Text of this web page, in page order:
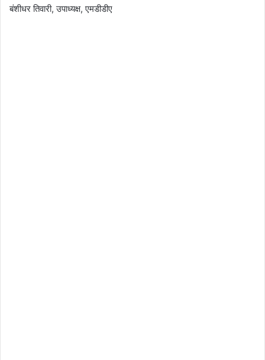
बंशीधर तिवारी, उपाध्यक्ष, एमडीडीए